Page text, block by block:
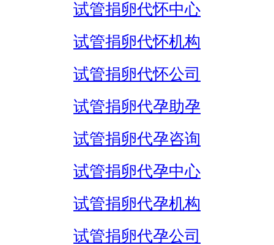
试管捐卵代怀中心
试管捐卵代怀机构
试管捐卵代怀公司
试管捐卵代孕助孕
试管捐卵代孕咨询
试管捐卵代孕中心
试管捐卵代孕机构
试管捐卵代孕公司